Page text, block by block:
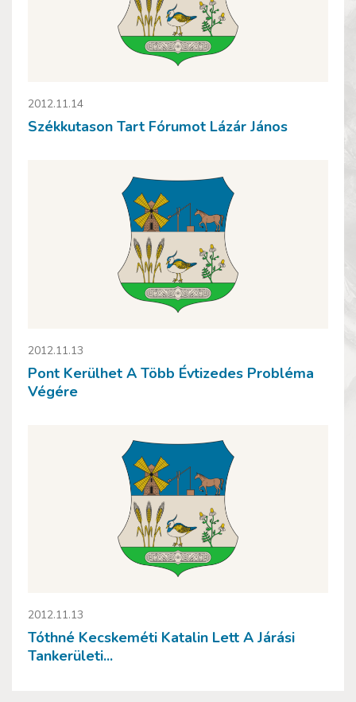
2012.11.14
Székkutason Tart Fórumot Lázár János
2012.11.13
Pont Kerülhet A Több Évtizedes Probléma
Végére
2012.11.13
Tóthné Kecskeméti Katalin Lett A Járási
Tankerületi...